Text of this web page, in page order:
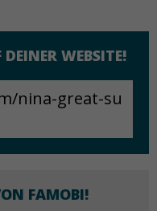
WEBSITE!
FAMOBI!